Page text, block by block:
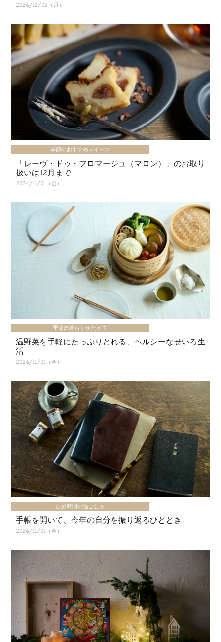
2024/12/02（月）
季節のおすすめスイーツ
「レーヴ・ドゥ・フロマージュ（マロン）」のお取り
扱いは12月まで
2024/11/01（金）
季節の暮らしかたメモ
温野菜を手軽にたっぷりとれる、ヘルシーなせいろ生
活
2024/11/01（金）
自分時間の過ごし方
手帳を開いて、今年の自分を振り返るひととき
2024/11/01（金）